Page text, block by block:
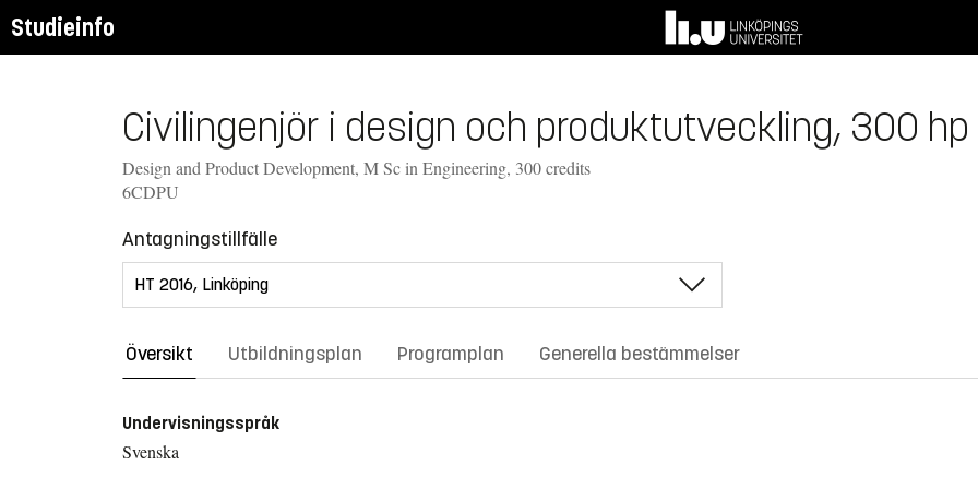
Studieinfo
Civilingenjör i design och produktutveckling, 300 hp
Design and Product Development, M Sc in Engineering, 300 credits
6CDPU
Antagningstillfälle
Översikt Utbildningsplan Programplan Generella bestämmelser
Undervisningsspråk
Svenska